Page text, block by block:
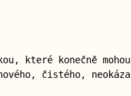
které konečně
čistého,